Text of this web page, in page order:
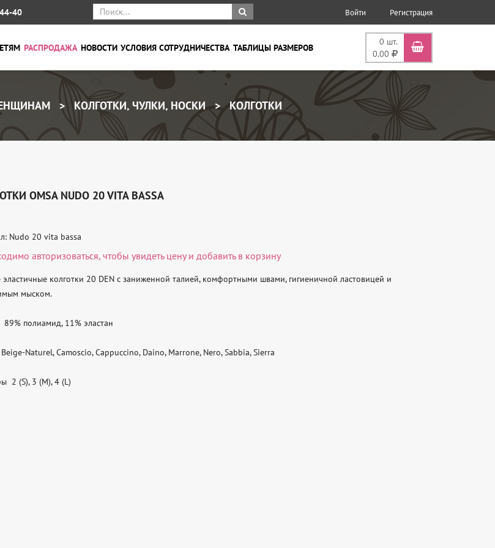
40 Войти Регистрация
0 шт.
0.00
РАСПРОДАЖА НОВОСТИ УСЛОВИЯ СОТРУДНИЧЕСТВА ТАБЛИЦЫ РАЗМЕРОВ
КОЛГОТКИ, ЧУЛКИ, НОСКИ КОЛГОТКИ
OMSA NUDO 20 VITA BASSA
Nudo 20 vita bassa
авторизоваться, чтобы увидеть цену и добавить в корзину
эластичные колготки 20 DEN с заниженной талией, комфортными швами, гигиеничной ластовицей и
мыском.
89% полиамид, 11% эластан
Naturel, Camoscio, Cappuccino, Daino, Marrone, Nero, Sabbia, Sierra
2 (S), 3 (M), 4 (L)